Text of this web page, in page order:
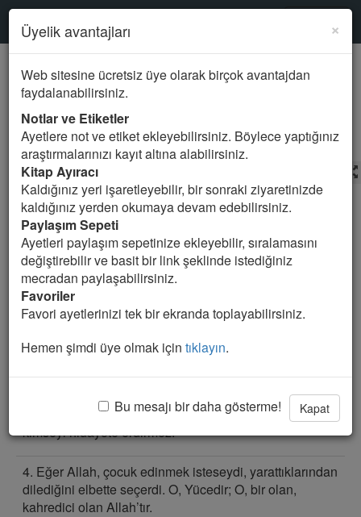
Kur'an-ı Kerim
Mealde ara
39.ZÜMER Suresi
Ali Bulaç
1. (Bu) Kitab’ın indirilmesi, üstün ve güçlü olan, hüküm
ve hikmet sahibi Allah (katın)dandır.
2. Şüphesiz, sana bu Kitab’ı hak ile indirdik; öyleyse
sen de dini yalnızca O’na halis kılarak Allah’a ibadet et.
3. Haberin olsun; halis (katıksız) olan din yalnızca
Allah’ındır. O’ndan başka veliler edinenler (şöyle
derler) "Biz, bunlara bizi Allah’a daha fazla
yaklaştırsınlar diye ibadet ediyoruz." Elbette Allah,
kendi aralarında hakkında ihtilaf ettikleri şeylerden
hüküm verecektir. Gerçekten Allah, yalancı, kafir olan
kimseyi hidayete erdirmez.
4. Eğer Allah, çocuk edinmek isteseydi, yarattıklarından
dilediğini elbette seçerdi. O, Yücedir; O, bir olan,
kahredici olan Allah’tır.
×
Üyelik avantajları
Web sitesine ücretsiz üye olarak birçok avantajdan
faydalanabilirsiniz.
Notlar ve Etiketler
Ayetlere not ve etiket ekleyebilirsiniz. Böylece yaptığınız
araştırmalarınızı kayıt altına alabilirsiniz.
Kitap Ayıracı
Kaldığınız yeri işaretleyebilir, bir sonraki ziyaretinizde
kaldığınız yerden okumaya devam edebilirsiniz.
Paylaşım Sepeti
Ayetleri paylaşım sepetinize ekleyebilir, sıralamasını
değiştirebilir ve basit bir link şeklinde istediğiniz
mecradan paylaşabilirsiniz.
Favoriler
Favori ayetlerinizi tek bir ekranda toplayabilirsiniz.
Hemen şimdi üye olmak için tıklayın.
Bu mesajı bir daha gösterme! Kapat